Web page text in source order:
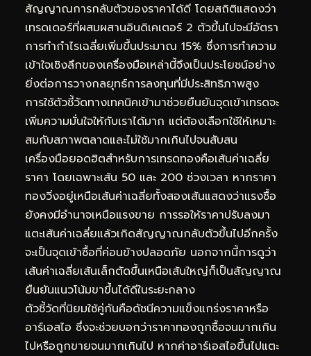
สัญญาณการกลับตัวของราคาได้ดี โดยสถิติแสดงว่า
เทรดเดอร์ที่ผสมผสานอินดิเคเตอร์ 2 ตัวขึ้นไปจะมีอัตรา
การทำกำไรเฉลี่ยเพิ่มขึ้นประมาณ 15% ซึ่งการทำความ
เข้าใจเชิงลึกของเครื่องมือเหล่านี้จึงเป็นประโยชน์อย่าง
ยิ่งต่อการวางกลยุทธ์การลงทุนที่มีประสิทธิภาพสูง
การใช้ตัวชี้วัดทางเทคนิคเข้ามาช่วยยืนยันจุดเข้าเทรดจะ
เพิ่มความมั่นใจให้กับเราได้มาก แต่ต้องเลือกใช้ให้เหมาะ
สมกับสภาพตลาดและไม่ใช้มากเกินไปจนสับสน
เครื่องมือยอดฮิตสำหรับการเทรดทองคือเส้นค่าเฉลี่ย
ราคา โดยเฉพาะเส้น 50 และ 200 ช่วงเวลา หากราคา
ทองวิ่งอยู่เหนือเส้นค่าเฉลี่ยทั้งสองเส้นแสดงว่าแรงซื้อ
ยังคงมีอำนาจเหนือแรงขาย การรอให้ราคาปรับลงมา
แตะเส้นค่าเฉลี่ยแล้วเกิดสัญญาณกลับตัวขึ้นไปอีกครั้ง
จะเป็นจุดเข้าซื้อที่ค่อนข้างปลอดภัย นอกจากนี้การดูว่า
เส้นค่าเฉลี่ยเส้นเล็กตัดขึ้นเหนือเส้นใหญ่ก็เป็นสัญญาณ
ยืนยันแนวโน้มขาขึ้นได้ดีในระยะกลาง
ตัวชี้วัดที่นิยมใช้คู่กันคือดัชนีความแข็งแกร่งราคาหรือ
อาร์เอสไอ ซึ่งจะช่วยบอกว่าราคาทองถูกซื้อจนมากเกิน
ไปหรือถูกขายจนมากเกินไป หากค่าอาร์เอสไอขึ้นไปแตะ